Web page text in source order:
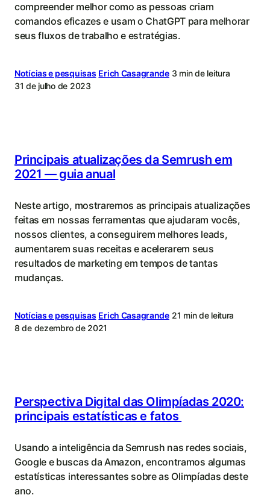
compreender melhor como as pessoas criam
comandos eficazes e usam o ChatGPT para melhorar
seus fluxos de trabalho e estratégias.
Notícias e pesquisas Erich Casagrande 3 min de leitura
31 de julho de 2023
Principais atualizações da Semrush em
2021 — guia anual
Neste artigo, mostraremos as principais atualizações
feitas em nossas ferramentas que ajudaram vocês,
nossos clientes, a conseguirem melhores leads,
aumentarem suas receitas e acelerarem seus
resultados de marketing em tempos de tantas
mudanças.
Notícias e pesquisas Erich Casagrande 21 min de leitura
8 de dezembro de 2021
Perspectiva Digital das Olimpíadas 2020:
principais estatísticas e fatos
Usando a inteligência da Semrush nas redes sociais,
Google e buscas da Amazon, encontramos algumas
estatísticas interessantes sobre as Olimpíadas deste
ano.